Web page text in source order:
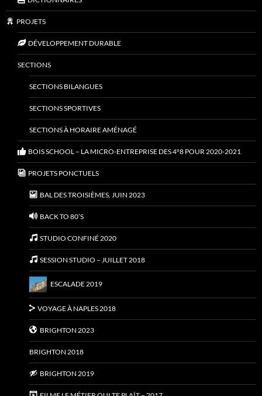
PROJETS
DÉVELOPPEMENT DURABLE
SECTIONS
SECTIONS BILANGUES
SECTIONS SPORTIVES
SECTIONS À HORAIRE AMÉNAGÉ
BOIS SCHOOL – LA MICRO-ENTREPRISE DES 4°8 POUR 2020-2021
PROJETS PONCTUELS
BAL DES TROISIÈMES, JUIN 2023
BACK TO 80’S
STUDIO CONFINÉ 2020
SESSION STUDIO – JUILLET 2018
ESCALADE 2019
VOYAGE À NAPLES 2018
BRIGHTON 2023
BRIGHTON 2018
BRIGHTON 2019